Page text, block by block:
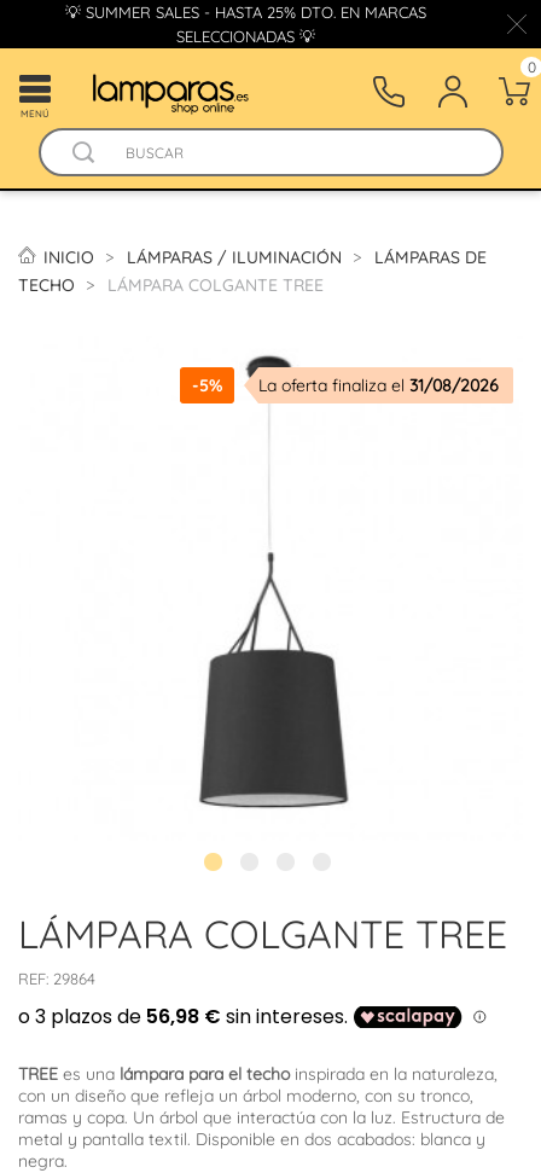
💡 SUMMER SALES - HASTA 25% DTO. EN MARCAS
SELECCIONADAS 💡
MENÚ
0
INICIO LÁMPARAS / ILUMINACIÓN
LÁMPARAS DE
TECHO
LÁMPARA COLGANTE TREE
-5% La oferta finaliza el 31/08/2026
LÁMPARA COLGANTE TREE
REF: 29864
TREE es una lámpara para el techo inspirada en la naturaleza,
con un diseño que refleja un árbol moderno, con su tronco,
ramas y copa. Un árbol que interactúa con la luz. Estructura de
metal y pantalla textil. Disponible en dos acabados: blanca y
negra.